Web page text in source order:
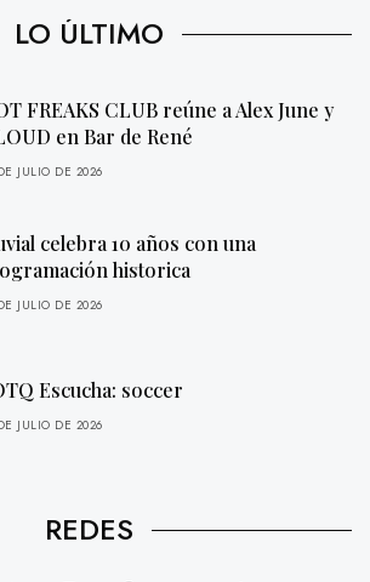
LO ÚLTIMO
FREAKS CLUB reúne a Alex June y
en Bar de René
JULIO DE 2026
celebra 10 años con una
historica
JULIO DE 2026
Escucha: soccer
JULIO DE 2026
REDES